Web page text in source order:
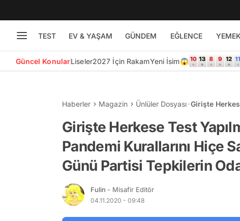
TEST EV & YAŞAM GÜNDEM EĞLENCE YEMEK
Güncel KonularLiseler2027 İçin RakamYeni İsim😱
Haberler Magazin Ünlüler Dosyası Girişte
Odağında
Girişte Herkese Test
Pandemi Kurallarını Hiçe
Günü Partisi Tepkilerin
Fulin - Misafir Editör
04.11.2020 - 09:48